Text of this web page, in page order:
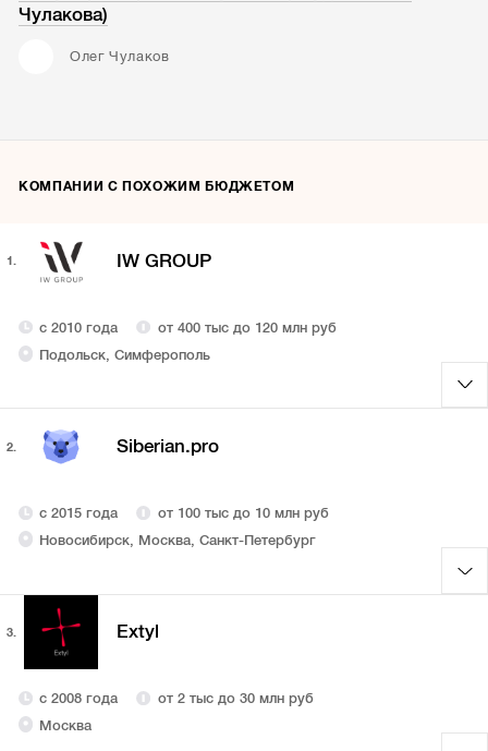
Чулакова)
Олег Чулаков
КОМПАНИИ С ПОХОЖИМ БЮДЖЕТОМ
1. IW GROUP
с 2010 года
от 400 тыс до 120 млн руб
Подольск, Симферополь
2. Siberian.pro
с 2015 года
от 100 тыс до 10 млн руб
Новосибирск, Москва, Санкт-Петербург
3. Extyl
с 2008 года
от 2 тыс до 30 млн руб
Москва